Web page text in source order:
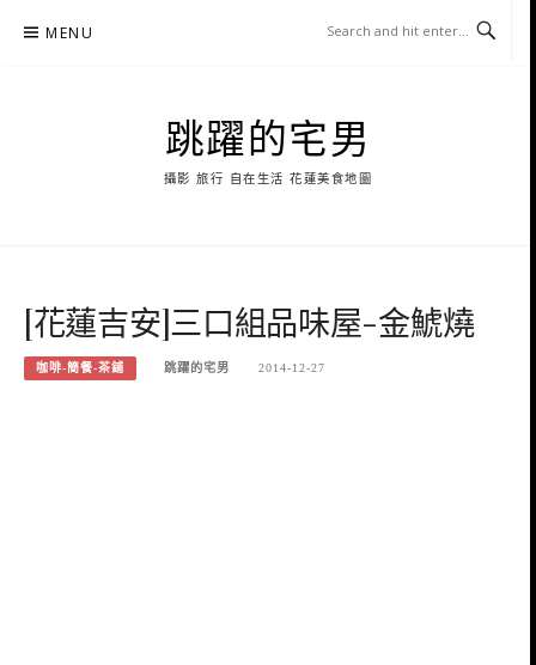
MENU
跳躍的宅男
攝影 旅行 自在生活 花蓮美食地圖
[花蓮吉安]三口組品味屋-金鯱燒
咖啡-簡餐-茶鋪 跳躍的宅男 2014-12-27